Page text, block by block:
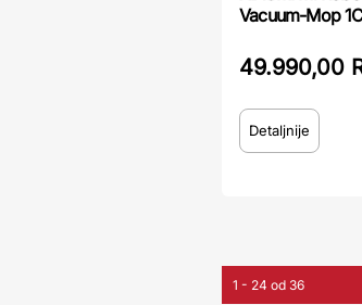
Vacuum-Mop
49.990,00
Detaljnije
1 - 24 od 36